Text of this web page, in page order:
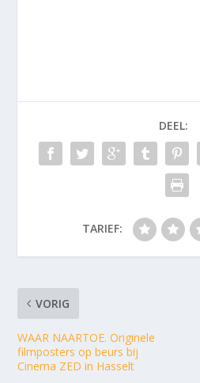
DEEL:
TARIEF:
VORIG
WAAR NAARTOE. Originele
filmposters op beurs bij
Cinema ZED in Hasselt